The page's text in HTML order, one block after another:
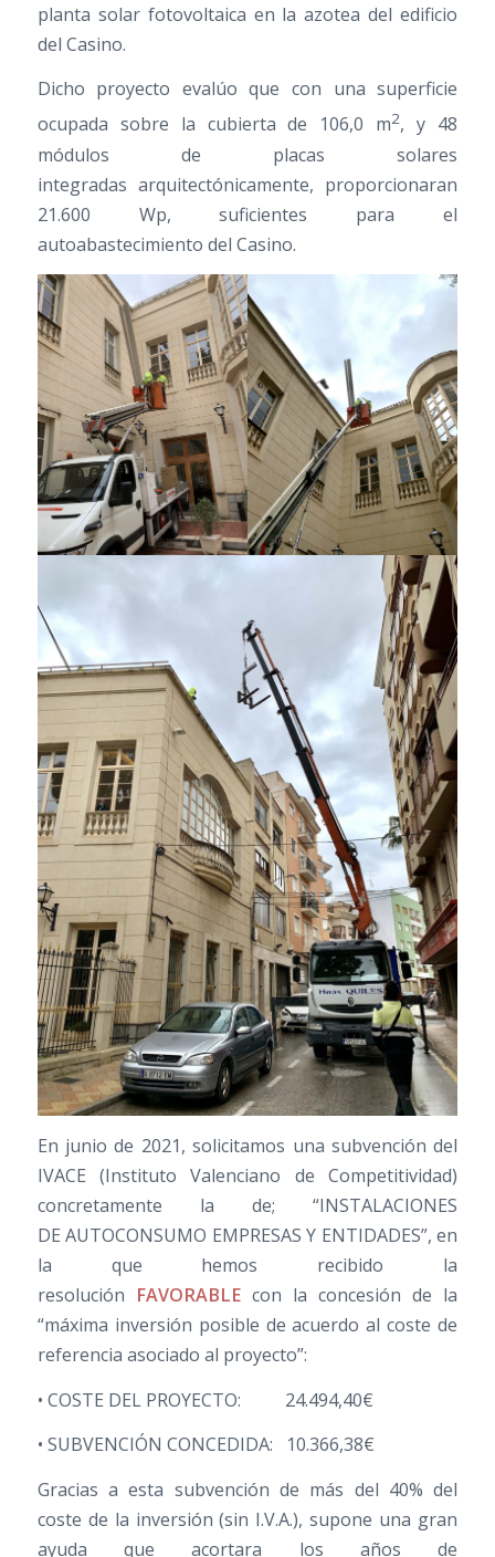
planta solar fotovoltaica en la azotea del edificio
del Casino.
Dicho proyecto evalúo que con una superficie
ocupada sobre la cubierta de 106,0 m2, y 48
módulos de placas solares
integradas arquitectónicamente, proporcionaran
21.600 Wp, suficientes para el
autoabastecimiento del Casino.
En junio de 2021, solicitamos una subvención del
IVACE (Instituto Valenciano de Competitividad)
concretamente la de; “INSTALACIONES
DE AUTOCONSUMO EMPRESAS Y ENTIDADES”, en
la que hemos recibido la
resolución FAVORABLEcon la concesión de la
“máxima inversión posible de acuerdo al coste de
referencia asociado al proyecto”:
• COSTE DEL PROYECTO: 24.494,40€
• SUBVENCIÓN CONCEDIDA: 10.366,38€
Gracias a esta subvención de más del 40% del
coste de la inversión (sin I.V.A.), supone una gran
ayuda que acortara los años de